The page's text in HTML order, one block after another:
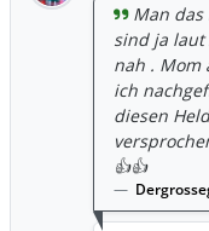
Man
sind ja laut
nah . Mom
ich
diesen
👍👍